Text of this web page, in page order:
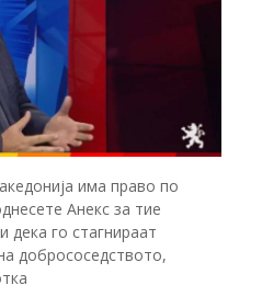
има право по
Анекс за тие
дека го стагнираат
добрососедството,